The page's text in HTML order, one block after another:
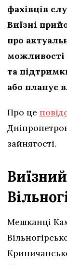
фахівців
Виїзні
про
можливості
та
або планує
Про це
зайнятості.
Мешканці